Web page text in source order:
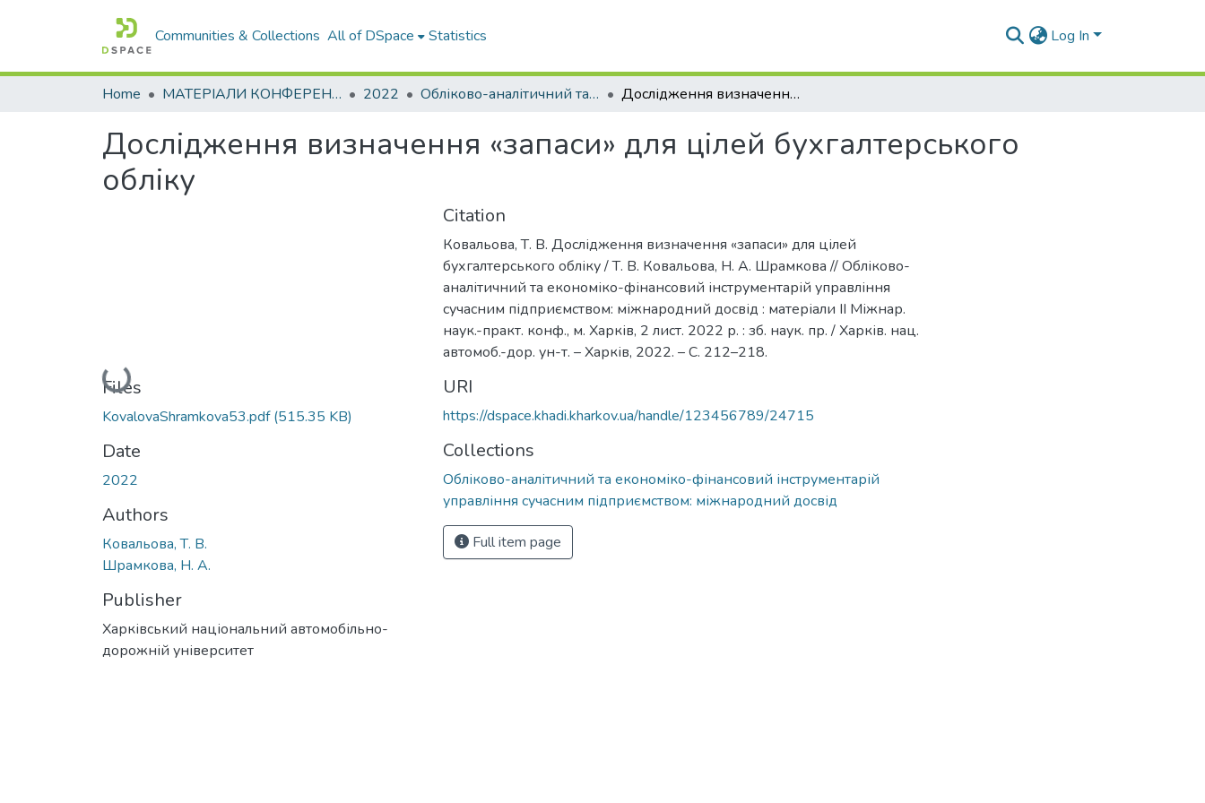
Communities & Collections All of DSpace Statistics Log In
Home МАТЕРІАЛИ КОНФЕРЕНЦІЙ 2022 Обліково-аналітичний та економіко-фінансовий інструментарій управління сучасним підприємством: міжнародний досвід Дослідження визначення «запаси» для цілей бухгалтерського обліку
Дослідження визначення «запаси» для цілей бухгалтерського
обліку
Loading...
Files
KovalovaShramkova53.pdf(515.35 KB)
Date
2022
Authors
Ковальова, Т. В.
Шрамкова, Н. А.
Publisher
Харківський національний автомобільно-
дорожній університет
Citation
Ковальова, Т. В. Дослідження визначення «запаси» для цілей
бухгалтерського обліку / Т. В. Ковальова, Н. А. Шрамкова // Обліково-
аналітичний та економіко-фінансовий інструментарій управління
сучасним підприємством: міжнародний досвід : матеріали ІІ Міжнар.
наук.-практ. конф., м. Харків, 2 лист. 2022 р. : зб. наук. пр. / Харків. нац.
автомоб.-дор. ун-т. – Харків, 2022. – С. 212–218.
URI
https://dspace.khadi.kharkov.ua/handle/123456789/24715
Collections
Обліково-аналітичний та економіко-фінансовий інструментарій
управління сучасним підприємством: міжнародний досвід
Full item page